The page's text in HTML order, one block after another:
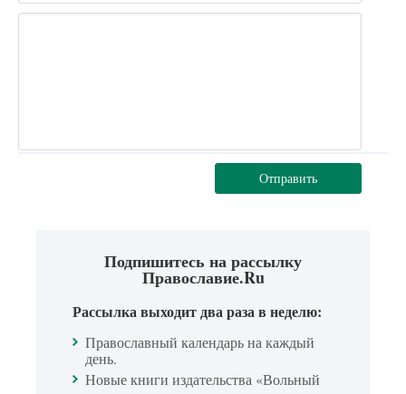
Отправить
Подпишитесь на рассылку
Православие.Ru
Рассылка выходит два раза в неделю:
Православный календарь на каждый
день.
Новые книги издательства «Вольный